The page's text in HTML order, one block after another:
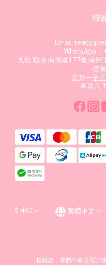
聯
Email:
WhatsApp：
九龍 觀塘 海濱道177號 海裕
僅限
星期一至
星期六
$ HKD 繁體中文
提醒您，我們不會以電話